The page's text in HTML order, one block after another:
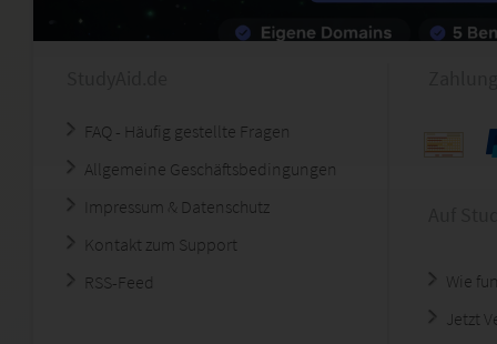
FAQ - Häufig gestellte Fragen
Allgemeine Geschäftsbedingungen
Impressum & Datenschutz
Kontakt zum Support
RSS-Feed
Wie
Jetzt